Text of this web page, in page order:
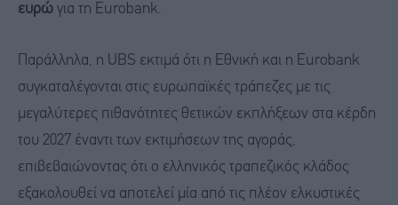
ευρώ για τη Eurobank.
Παράλληλα, η UBS εκτιμά ότι η Εθνική και η Eurobank
συγκαταλέγονται στις ευρωπαϊκές τράπεζες με τις
μεγαλύτερες πιθανότητες θετικών εκπλήξεων στα κέρδη
του 2027 έναντι των εκτιμήσεων της αγοράς,
επιβεβαιώνοντας ότι ο ελληνικός τραπεζικός κλάδος
εξακολουθεί να αποτελεί μία από τις πλέον ελκυστικές